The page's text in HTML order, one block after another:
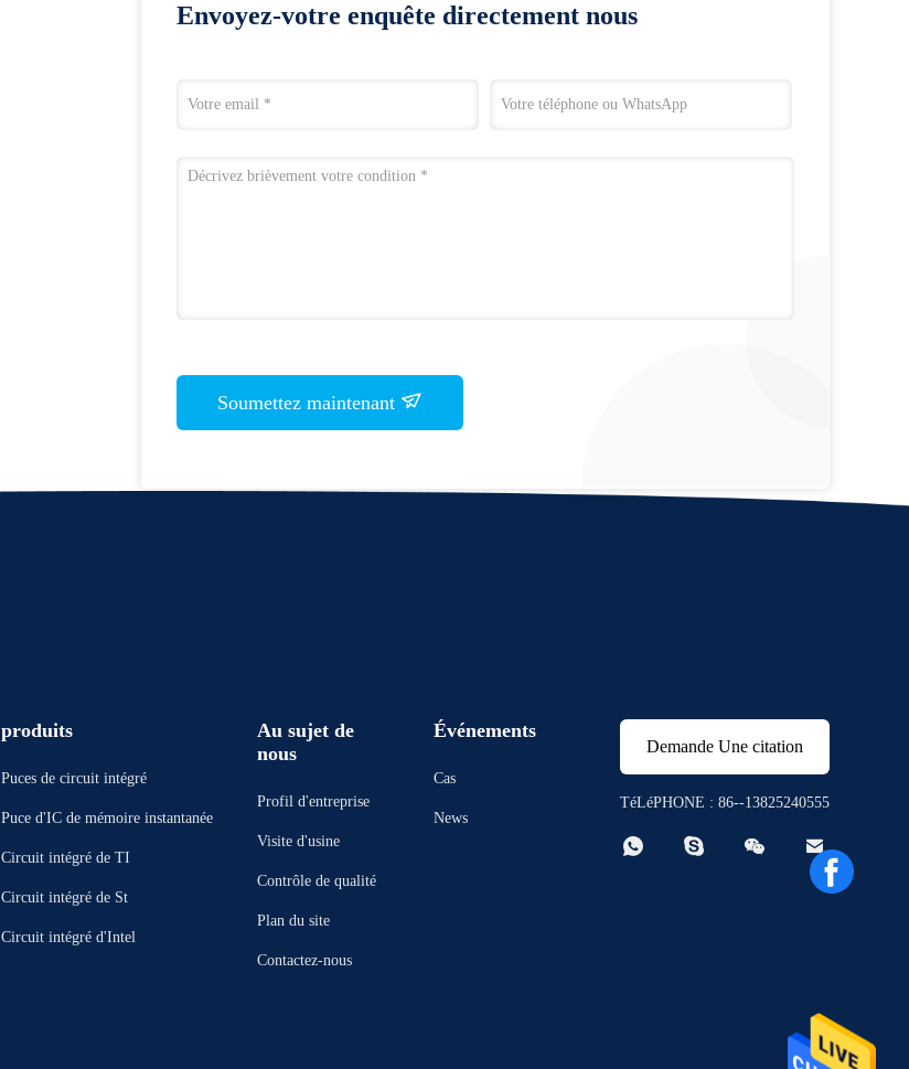
Envoyez-votre enquête directement nous
Soumettez maintenant
produits
Puces de circuit intégré
Puce d'IC de mémoire instantanée
Circuit intégré de TI
Circuit intégré de St
Circuit intégré d'Intel
Au sujet de
nous
Profil d'entreprise
Visite d'usine
Contrôle de qualité
Plan du site
Contactez-nous
Événements
Cas
News
Demande Une citation
TéLéPHONE : 86--13825240555
   